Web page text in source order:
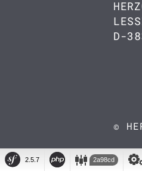
D-
©
2.5.7 2a98cd